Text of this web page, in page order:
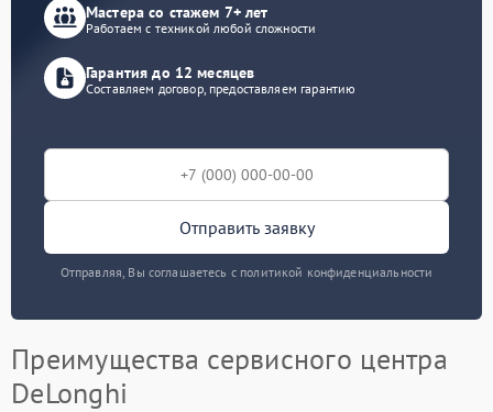
Мастера со стажем 7+ лет
Работаем с техникой любой сложности
Гарантия до 12 месяцев
Составляем договор, предоставляем гарантию
Отправить заявку
Отправляя, Вы соглашаетесь с политикой конфиденциальности
Преимущества сервисного центра
DeLonghi